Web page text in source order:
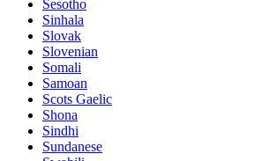
Sesotho
Sinhala
Slovak
Slovenian
Somali
Samoan
Scots Gaelic
Shona
Sindhi
Sundanese